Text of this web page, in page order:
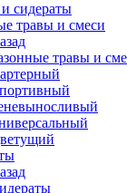
сидераты
травы и смеси
травы и